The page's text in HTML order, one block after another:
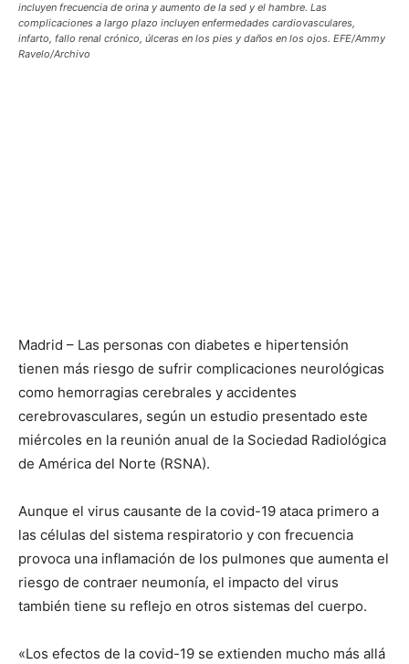
incluyen frecuencia de orina y aumento de la sed y el hambre. Las
complicaciones a largo plazo incluyen enfermedades cardiovasculares,
infarto, fallo renal crónico, úlceras en los pies y daños en los ojos. EFE/Ammy
Ravelo/Archivo
Madrid – Las personas con diabetes e hipertensión
tienen más riesgo de sufrir complicaciones neurológicas
como hemorragias cerebrales y accidentes
cerebrovasculares, según un estudio presentado este
miércoles en la reunión anual de la Sociedad Radiológica
de América del Norte (RSNA).
Aunque el virus causante de la covid-19 ataca primero a
las células del sistema respiratorio y con frecuencia
provoca una inflamación de los pulmones que aumenta el
riesgo de contraer neumonía, el impacto del virus
también tiene su reflejo en otros sistemas del cuerpo.
«Los efectos de la covid-19 se extienden mucho más allá